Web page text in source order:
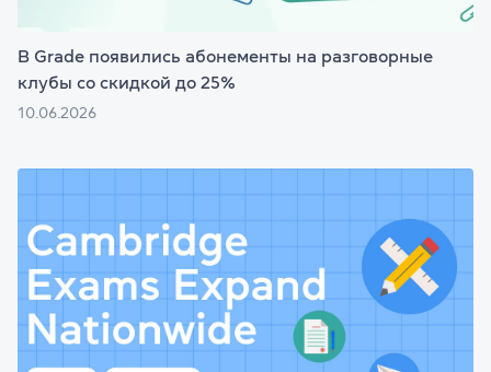
В Grade появились абонементы на разговорные
клубы со скидкой до 25%
10.06.2026